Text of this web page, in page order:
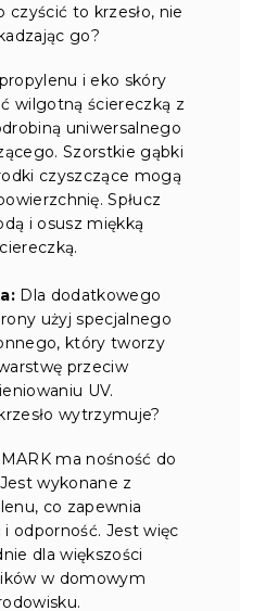
czyścić to krzesło, nie
go?
i eko skóry
wilgotną ściereczką z
uniwersalnego
Szorstkie gąbki
czyszczące mogą
Spłucz
i osusz miękką
Dla dodatkowego
użyj specjalnego
który tworzy
przeciw
UV.
wytrzymuje?
ma nośność do
wykonane z
co zapewnia
i odporność. Jest więc
dla większości
w domowym